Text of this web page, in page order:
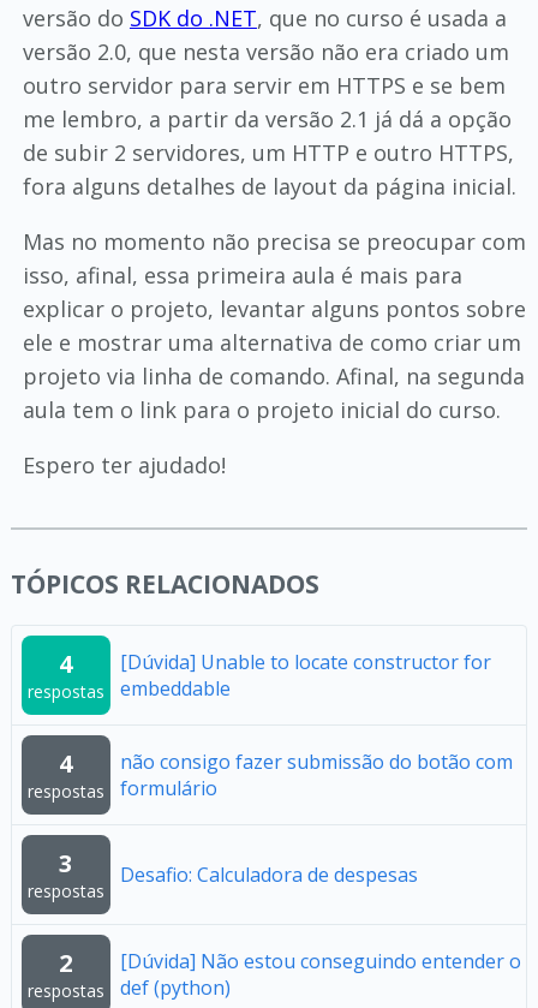
versão do SDK do .NET, que no curso é usada a
versão 2.0, que nesta versão não era criado um
outro servidor para servir em HTTPS e se bem
me lembro, a partir da versão 2.1 já dá a opção
de subir 2 servidores, um HTTP e outro HTTPS,
fora alguns detalhes de layout da página inicial.
Mas no momento não precisa se preocupar com
isso, afinal, essa primeira aula é mais para
explicar o projeto, levantar alguns pontos sobre
ele e mostrar uma alternativa de como criar um
projeto via linha de comando. Afinal, na segunda
aula tem o link para o projeto inicial do curso.
Espero ter ajudado!
TÓPICOS RELACIONADOS
4
respostas
[Dúvida] Unable to locate constructor for
embeddable
4
respostas
não consigo fazer submissão do botão com
formulário
3
respostas
Desafio: Calculadora de despesas
2
respostas
[Dúvida] Não estou conseguindo entender o
def (python)